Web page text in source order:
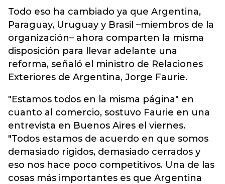
Todo eso ha cambiado ya que Argentina,
Paraguay, Uruguay y Brasil –miembros de la
organización– ahora comparten la misma
disposición para llevar adelante una
reforma, señaló el ministro de Relaciones
Exteriores de Argentina, Jorge Faurie.
"Estamos todos en la misma página" en
cuanto al comercio, sostuvo Faurie en una
entrevista en Buenos Aires el viernes.
"Todos estamos de acuerdo en que somos
demasiado rígidos, demasiado cerrados y
eso nos hace poco competitivos. Una de las
cosas más importantes es que Argentina